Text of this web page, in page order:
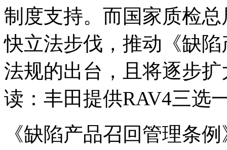
制度支持。而国家质检
快立法步伐，推动《缺
法规的出台，且将逐步
读：丰田提供RAV4三选
《缺陷产品召回管理条